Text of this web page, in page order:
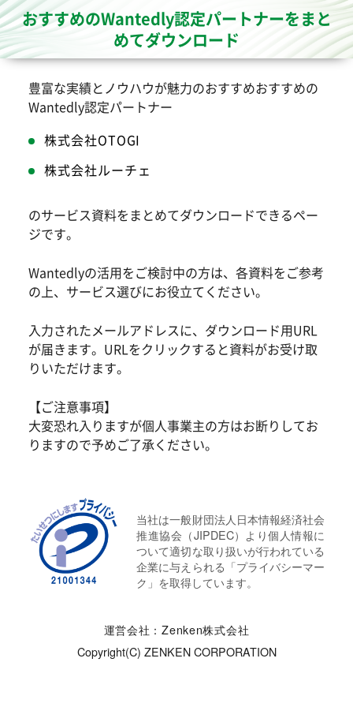
おすすめのWantedly認定パートナーをまと
めてダウンロード
豊富な実績とノウハウが魅力のおすすめおすすめの
Wantedly認定パートナー
株式会社OTOGI
株式会社ルーチェ
のサービス資料をまとめてダウンロードできるペー
ジです。
Wantedlyの活用をご検討中の方は、各資料をご参考
の上、サービス選びにお役立てください。
入力されたメールアドレスに、ダウンロード用URL
が届きます。URLをクリックすると資料がお受け取
りいただけます。
【ご注意事項】
大変恐れ入りますが個人事業主の方はお断りしてお
りますので予めご了承ください。
当社は一般財団法人日本情報経済社会
推進協会（JIPDEC）より個人情報に
ついて適切な取り扱いが行われている
企業に与えられる「プライバシーマー
ク」を取得しています。
運営会社：Zenken株式会社
Copyright(C) ZENKEN CORPORATION